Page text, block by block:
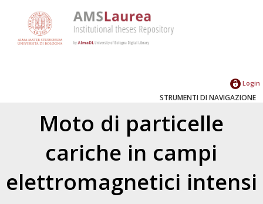
Login
STRUMENTI DI NAVIGAZIONE
Moto di particelle
cariche in campi
elettromagnetici intensi